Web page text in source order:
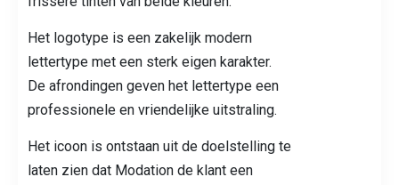
Het logotype is een zakelijk modern
lettertype met een sterk eigen karakter.
De afrondingen geven het lettertype een
professionele en vriendelijke uitstraling.
Het icoon is ontstaan uit de doelstelling te
laten zien dat Modation de klant een